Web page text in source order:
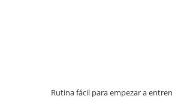
Rutina fácil para empezar a